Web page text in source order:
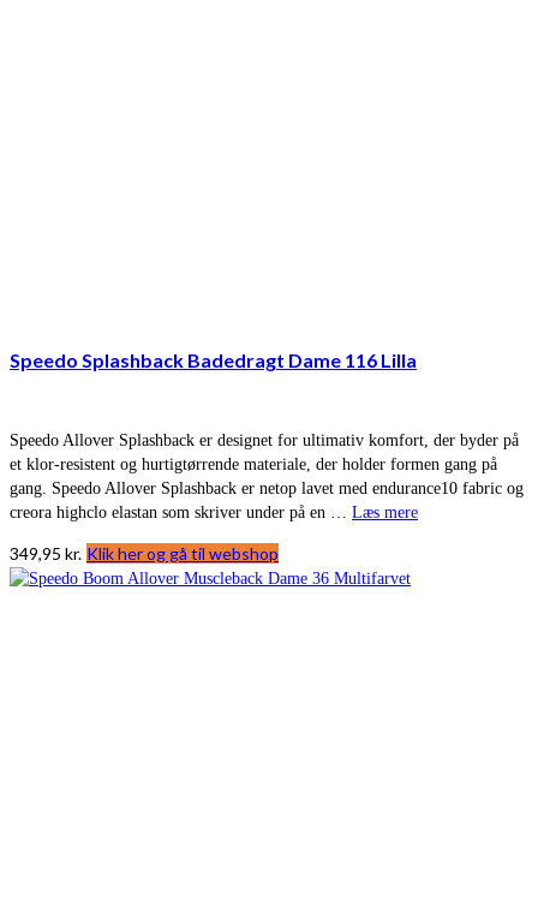
Speedo Splashback Badedragt Dame 116 Lilla
Speedo Allover Splashback er designet for ultimativ komfort, der byder på
et klor-resistent og hurtigtørrende materiale, der holder formen gang på
gang. Speedo Allover Splashback er netop lavet med endurance10 fabric og
creora highclo elastan som skriver under på en … Læs mere
349,95 kr. Klik her og gå til webshop